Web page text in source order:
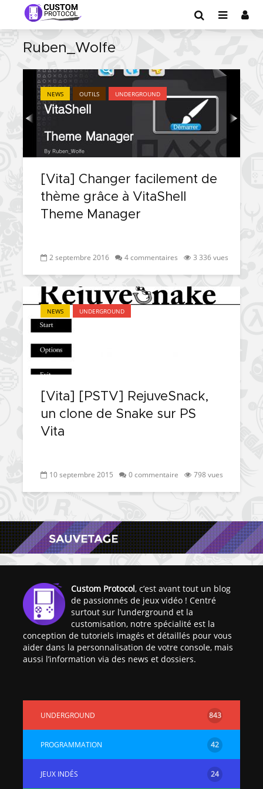
Ruben_Wolfe
NEWS OUTILS UNDERGROUND
[Vita] Changer facilement de
thème grâce à VitaShell
Theme Manager
2 septembre 2016 4 commentaires 3 336 vues
NEWS UNDERGROUND
[Vita] [PSTV] RejuveSnack,
un clone de Snake sur PS
Vita
10 septembre 2015 0 commentaire 798 vues
Custom Protocol, c’est avant tout un blog
de passionnés de jeux vidéo ! Centré
surtout sur l’underground et la
customisation, notre spécialité est la
conception de tutoriels imagés et détaillés pour vous
aider dans la personnalisation de votre console, mais
aussi l’information via des news et dossiers.
UNDERGROUND 843
PROGRAMMATION 42
JEUX INDÉS 24
[Vita] Ouverture de
KyûHEN, le nouveau
concours de
homebrews
possible avec Baryon
Sweeper !
nouveaux